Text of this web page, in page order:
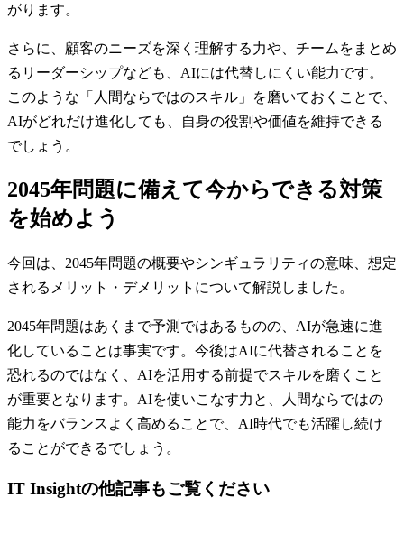
がります。
さらに、顧客のニーズを深く理解する力や、チームをまとめ
るリーダーシップなども、AIには代替しにくい能力です。
このような「人間ならではのスキル」を磨いておくことで、
AIがどれだけ進化しても、自身の役割や価値を維持できる
でしょう。
2045年問題に備えて今からできる対策
を始めよう
今回は、2045年問題の概要やシンギュラリティの意味、想定
されるメリット・デメリットについて解説しました。
2045年問題はあくまで予測ではあるものの、AIが急速に進
化していることは事実です。今後はAIに代替されることを
恐れるのではなく、AIを活用する前提でスキルを磨くこと
が重要となります。AIを使いこなす力と、人間ならではの
能力をバランスよく高めることで、AI時代でも活躍し続け
ることができるでしょう。
IT Insightの他記事もご覧ください